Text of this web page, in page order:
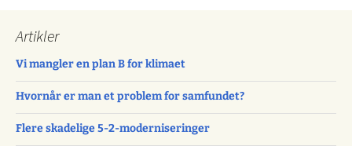
Artikler
Vi mangler en plan B for klimaet
Hvornår er man et problem for samfundet?
Flere skadelige 5-2-moderniseringer